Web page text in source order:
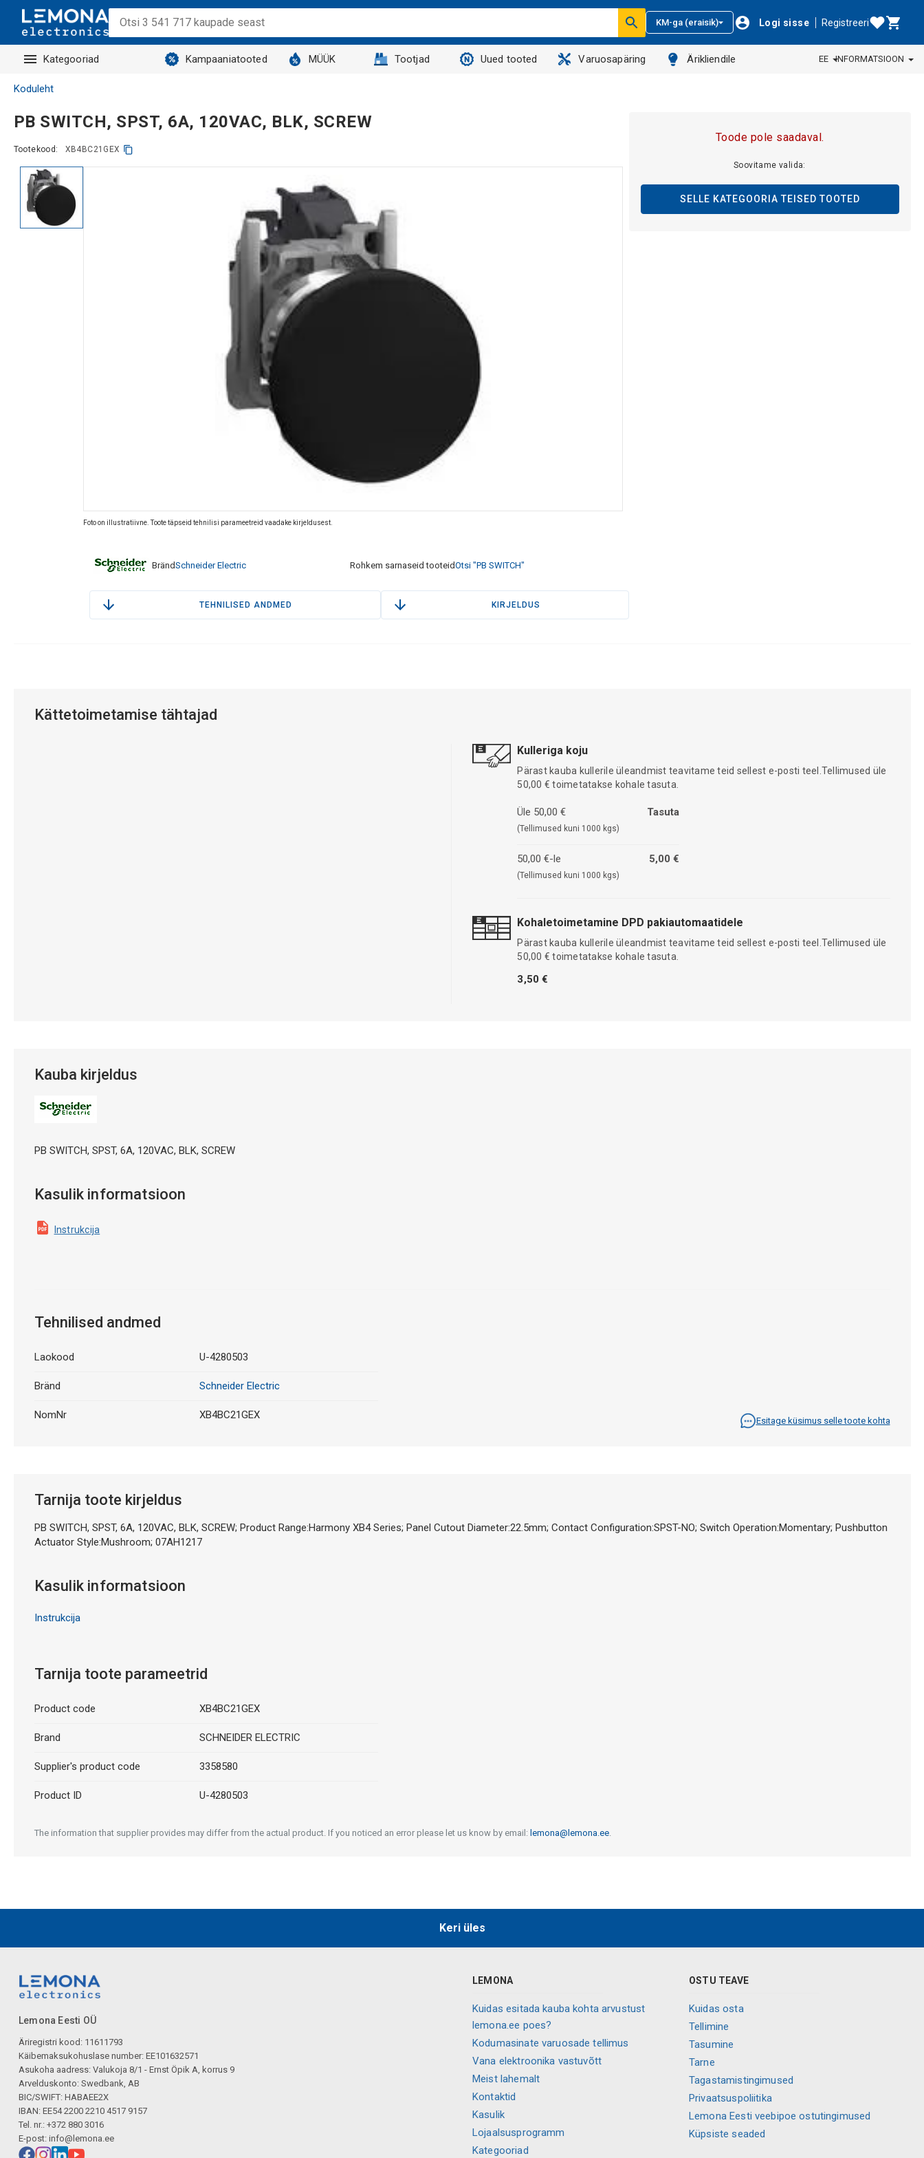
KM-ga (eraisik) Logi sisse Registreeri
Kategooriad Kampaaniatooted MÜÜK Tootjad Uued tooted Varuosapäring Ärikliendile EE INFORMATSIOON
Koduleht
PB SWITCH, SPST, 6A, 120VAC, BLK, SCREW
Tootekood: XB4BC21GEX
Foto on illustratiivne. Toote täpseid tehnilisi parameetreid vaadake kirjeldusest.
BrändSchneider Electric Rohkem sarnaseid tooteidOtsi "PB SWITCH"
TEHNILISED ANDMED KIRJELDUS
Toode pole saadaval.
Soovitame valida:
SELLE KATEGOORIA TEISED TOOTED
Kättetoimetamise tähtajad
Kulleriga koju
Pärast kauba kullerile üleandmist teavitame teid sellest e-posti teel.Tellimused üle
50,00 € toimetatakse kohale tasuta.
Üle 50,00 €
(Tellimused kuni 1000 kgs)
Tasuta
50,00 €-le
(Tellimused kuni 1000 kgs)
5,00 €
Kohaletoimetamine DPD pakiautomaatidele
Pärast kauba kullerile üleandmist teavitame teid sellest e-posti teel.Tellimused üle
50,00 € toimetatakse kohale tasuta.
3,50 €
Kauba kirjeldus
PB SWITCH, SPST, 6A, 120VAC, BLK, SCREW
Kasulik informatsioon
Instrukcija
Tehnilised andmed
Laokood U-4280503
Bränd Schneider Electric
NomNr XB4BC21GEX Esitage küsimus selle toote kohta
Tarnija toote kirjeldus
PB SWITCH, SPST, 6A, 120VAC, BLK, SCREW; Product Range:Harmony XB4 Series; Panel Cutout Diameter:22.5mm; Contact Configuration:SPST-NO; Switch Operation:Momentary; Pushbutton
Actuator Style:Mushroom; 07AH1217
Kasulik informatsioon
Instrukcija
Tarnija toote parameetrid
Product code XB4BC21GEX
Brand SCHNEIDER ELECTRIC
Supplier's product code 3358580
Product ID U-4280503
The information that supplier provides may differ from the actual product. If you noticed an error please let us know by email: lemona@lemona.ee.
Keri üles
Lemona Eesti OÜ
Äriregistri kood: 11611793
Käibemaksukohuslase number: EE101632571
Asukoha aadress: Valukoja 8/1 - Ernst Öpik A, korrus 9
Arvelduskonto: Swedbank, AB
BIC/SWIFT: HABAEE2X
IBAN: EE54 2200 2210 4517 9157
Tel. nr.: +372 880 3016
E-post: info@lemona.ee
LEMONA
Kuidas esitada kauba kohta arvustust
lemona.ee poes?
Kodumasinate varuosade tellimus
Vana elektroonika vastuvõtt
Meist lahemalt
Kontaktid
Kasulik
Lojaalsusprogramm
Kategooriad
OSTU TEAVE
Kuidas osta
Tellimine
Tasumine
Tarne
Tagastamistingimused
Privaatsuspoliitika
Lemona Eesti veebipoe ostutingimused
Küpsiste seaded